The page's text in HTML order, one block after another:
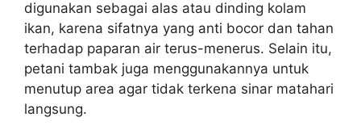
digunakan sebagai alas atau dinding kolam
ikan, karena sifatnya yang anti bocor dan tahan
terhadap paparan air terus-menerus. Selain itu,
petani tambak juga menggunakannya untuk
menutup area agar tidak terkena sinar matahari
langsung.